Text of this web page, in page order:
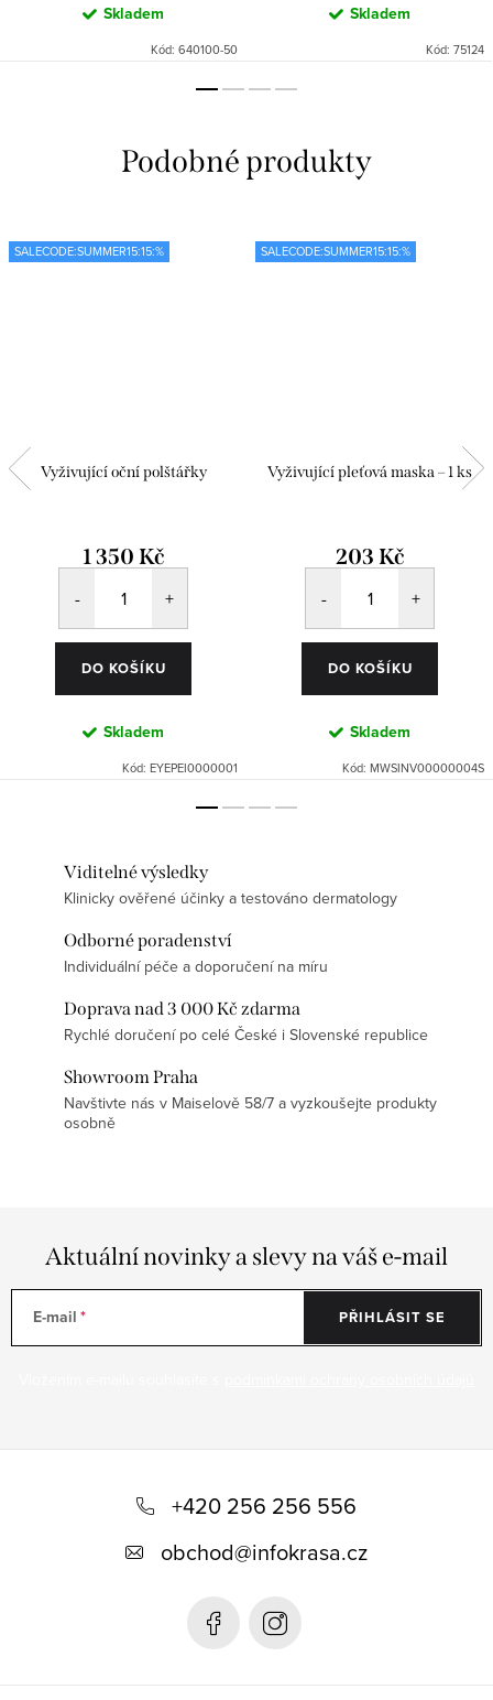
Skladem
Kód: 640100-50
Skladem
Kód: 75124
SALECODE:SUMMER15:15:%
Vyživující oční polštářky
1 350 Kč
DO KOŠÍKU
Skladem
Kód: EYEPEI0000001
SALECODE:SUMMER15:15:%
Vyživující pleťová maska – 1 ks
203 Kč
DO KOŠÍKU
Skladem
Kód: MWSINV00000004S
Viditelné výsledky
Klinicky ověřené účinky a testováno dermatology
Odborné poradenství
Individuální péče a doporučení na míru
Doprava nad 3 000 Kč zdarma
Rychlé doručení po celé České i Slovenské republice
Showroom Praha
Navštivte nás v Maiselově 58/7 a vyzkoušejte produkty
osobně
Aktuální novinky a slevy na váš e-mail
E-mail PŘIHLÁSIT SE
+420 256 256 556
obchod@infokrasa.cz